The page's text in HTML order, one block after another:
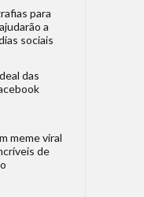
para
a
sociais
das
meme viral
de